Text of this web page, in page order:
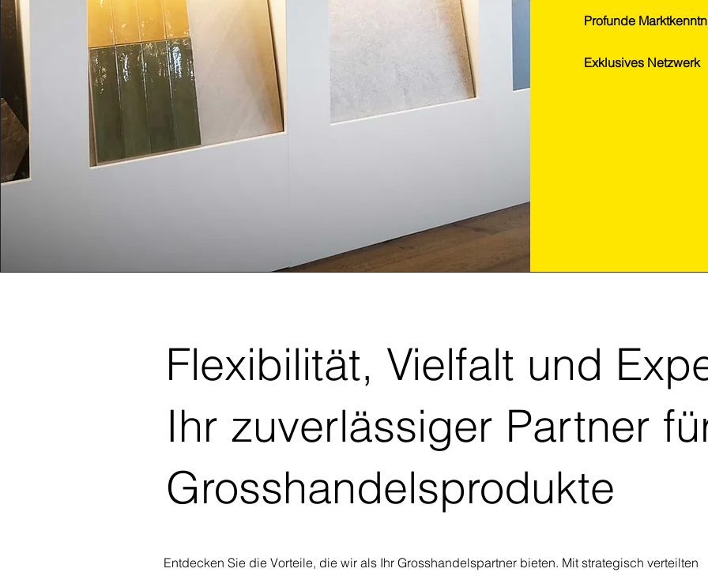
Profunde
Exklusives Netzwerk
Flexibilität, Vielfalt und
Ihr zuverlässiger Partner
Grosshandelsprodukte
Entdecken Sie die Vorteile, die wir als Ihr Grosshandelspartner bieten. Mit strategisch verteilten